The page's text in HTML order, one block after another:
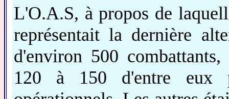
L'O.A.S, à propos de
représentait la dernière
d'environ 500
120 à 150 d'entre eux